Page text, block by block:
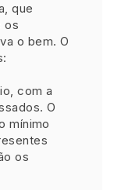
que
os
o bem. O
com a
O
mínimo
os